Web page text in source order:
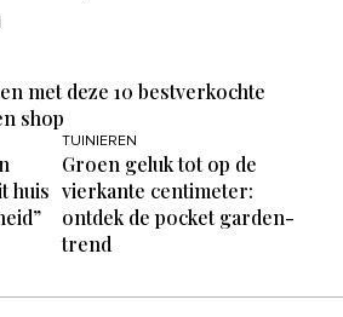
met deze 10 bestverkochte
shop
huis
TUINIEREN
Groen geluk tot op de
vierkante centimeter:
ontdek de pocket garden-
trend